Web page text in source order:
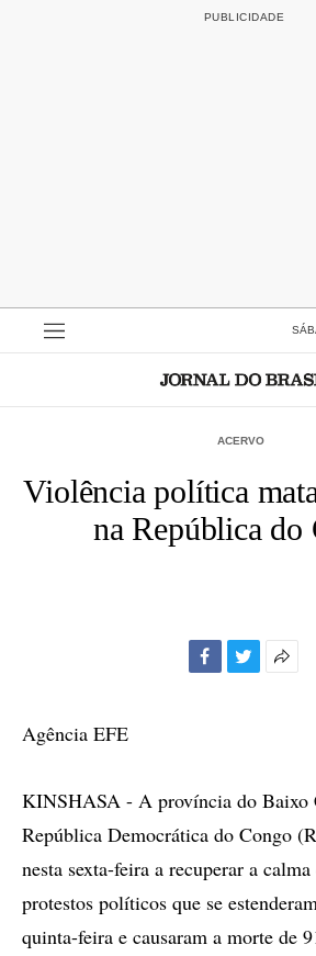
ACERVO
Violência política
na República do
Agência EFE
KINSHASA - A província do Baixo
República Democrática do Congo
nesta sexta-feira a recuperar a
protestos políticos que se
quinta-feira e causaram a morte de